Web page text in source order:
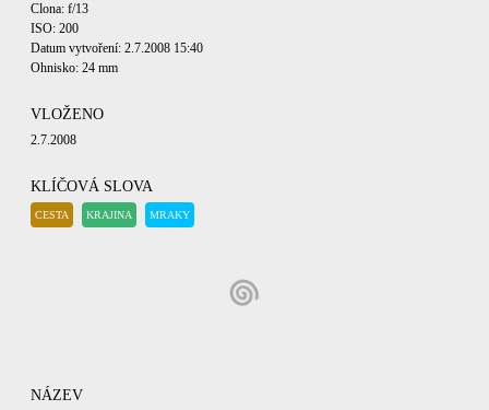
Clona: f/13
ISO: 200
Datum vytvoření: 2.7.2008 15:40
Ohnisko: 24 mm
VLOŽENO
2.7.2008
KLÍČOVÁ SLOVA
CESTA KRAJINA MRAKY
NÁZEV